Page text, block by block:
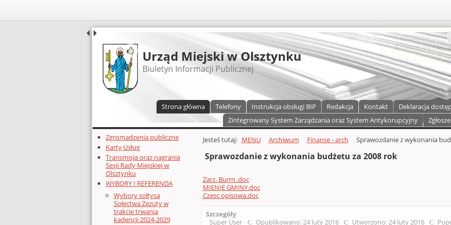
UDOSTĘPNIJ
Urząd Miejski w Olsztynku
Biuletyn Informacji Publicznej
Strona główna Telefony Instrukcja obsługi BIP Redakcja Kontakt Deklaracja
Zintegrowany System Zarządzania oraz System Antykorupcyjny
Dodatkowe zasoby (lewa kolumna)
Zgromadzenia publiczne
Karty Usług
Transmisja oraz nagrania
Sesji Rady Miejskiej w
Olsztynku
WYBORY I REFERENDA
Wybory sołtysa
Sołectwa Zezuty w
trakcie trwania
kadencji 2024-2029
Głównej zawartości
Jesteś tutaj: MENU Archiwum Finanse - arch Sprawozdanie z wykonania
Sprawozdanie z wykonania budżetu za 2008 rok
Zarz. Burm .doc
MIENIE GMINY.doc
Czesc opisowa.doc
Szczegóły
Super User
Opublikowano: 24 luty 2016 Utworzono: 24 luty 2016